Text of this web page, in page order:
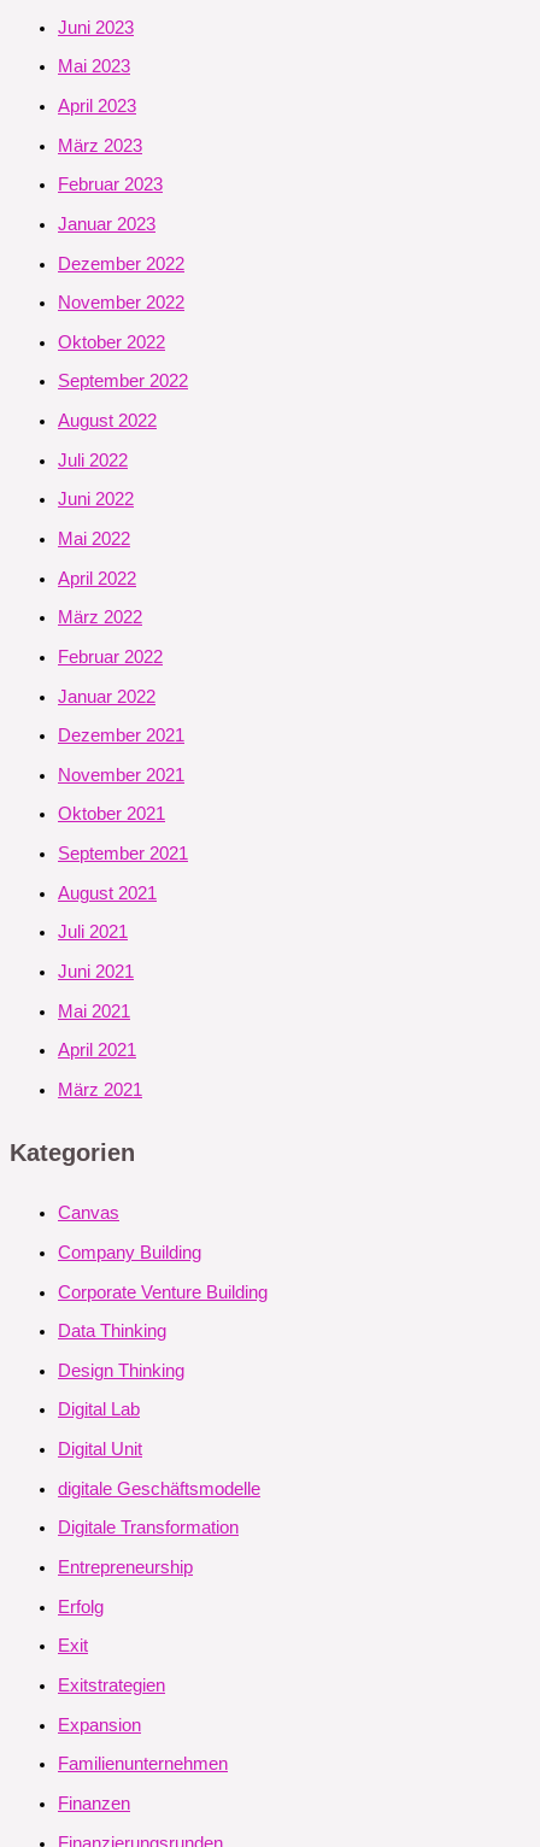
Juni 2023
Mai 2023
April 2023
März 2023
Februar 2023
Januar 2023
Dezember 2022
November 2022
Oktober 2022
September 2022
August 2022
Juli 2022
Juni 2022
Mai 2022
April 2022
März 2022
Februar 2022
Januar 2022
Dezember 2021
November 2021
Oktober 2021
September 2021
August 2021
Juli 2021
Juni 2021
Mai 2021
April 2021
März 2021
Kategorien
Canvas
Company Building
Corporate Venture Building
Data Thinking
Design Thinking
Digital Lab
Digital Unit
digitale Geschäftsmodelle
Digitale Transformation
Entrepreneurship
Erfolg
Exit
Exitstrategien
Expansion
Familienunternehmen
Finanzen
Finanzierungsrunden